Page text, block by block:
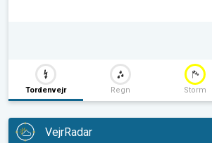
Tordenvejr Regn Storm
VejrRadar